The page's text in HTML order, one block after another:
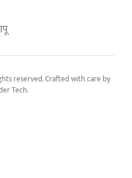
reserved. Crafted with care by
Tech.